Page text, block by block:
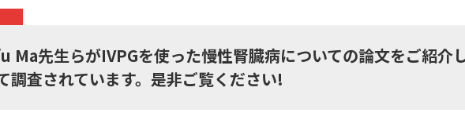
Ma先生らがIVPGを使った慢性腎臓病についての論文をご紹介
調査されています。是非ご覧ください!